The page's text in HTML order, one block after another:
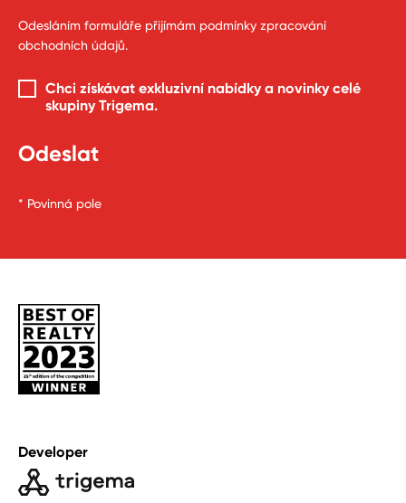
Developer
Odesláním formuláře přijímám podmínky zpracování
obchodních údajů.
Chci získávat exkluzivní nabídky a novinky celé
skupiny Trigema.
* Povinná pole